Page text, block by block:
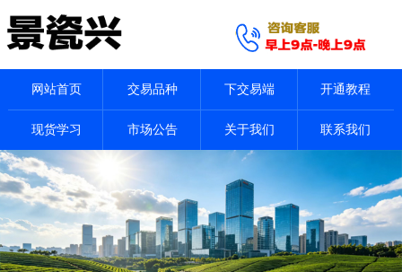
网站首页 交易品种 下交易端 开通教程
现货学习 市场公告 关于我们 联系我们